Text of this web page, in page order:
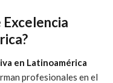
Excelencia
en Latinoamérica
profesionales en el